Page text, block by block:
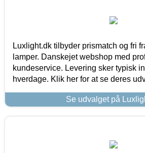
Luxlight.dk tilbyder prismatch og fri
lamper. Danskejet webshop med
kundeservice. Levering sker typisk
hverdage. Klik her for at se deres
Se udvalget på